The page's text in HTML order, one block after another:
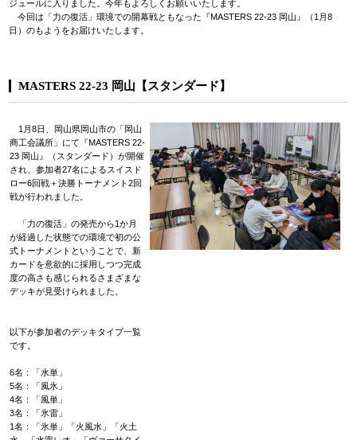
ジュールに入りました。今年もよろしくお願いいたします。
今回は「力の復活」環境での開幕戦ともなった『MASTERS 22-23 岡山』（1月8
日）のもようをお届けいたします。
MASTERS 22-23 岡山【スタンダード】
1月8日、岡山県岡山市の「岡山
商工会議所」にて『MASTERS 22‐
23 岡山』（スタンダード）が開催
され、参加者27名によるスイスド
ロー6回戦＋決勝トーナメント2回
戦が行われました。
「力の復活」の発売から1か月
が経過した状態での環境で初の公
式トーナメントということで、新
カードを意欲的に採用しつつ完成
度の高さも感じられるさまざまな
デッキが見受けられました。
以下が参加者のデッキタイプ一覧
です。
6名：「水単」
5名：「風氷」
4名：「風単」
3名：「氷雷」
1名：「氷単」「火風水」「火土